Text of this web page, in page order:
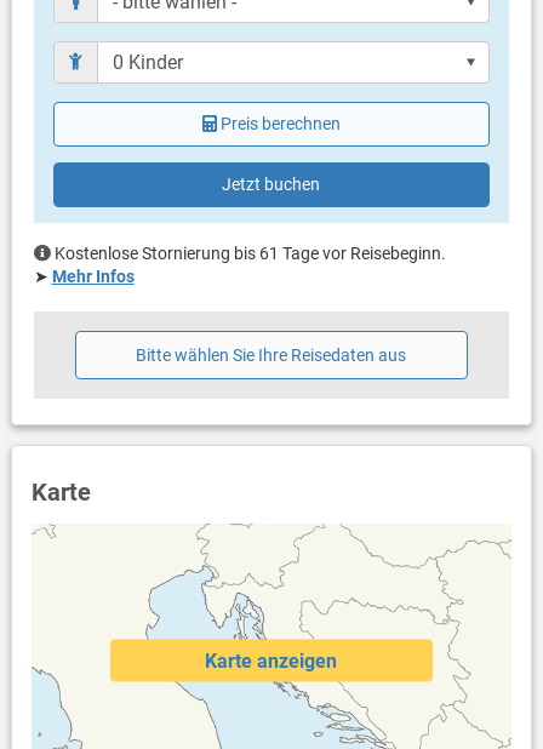
Schlafzimmer mit Doppelbett, Fliesen
Badezimmer
Bad mit WC, Dusche (en suite)
Bad mit WC, Dusche (en suite)
Bad mit WC, Dusche (en suite)
Balkon & Terrasse
überdacht
Bestuhlung
überdacht
Bestuhlung
Liegen
Weitere Informationen
Grill vorhanden
Privater Parkplatz auf dem Grundstück, Carport
Swimmingpool
Haustier erlaubt (gegen Gebühr: 8.00 € pro Tag / pro
Klimaanlage im Preis inklusive
Bettwäsche vorhanden
Handtücher vorhanden
Waschmaschine in der Unterkunft
Internet per WLAN
Safe
Preis berechnen
Jetzt buchen
Kostenlose Stornierung bis 61 Tage vor Reisebeginn.
➤ Mehr Infos
Bitte wählen Sie Ihre Reisedaten aus
Karte
Karte anzeigen